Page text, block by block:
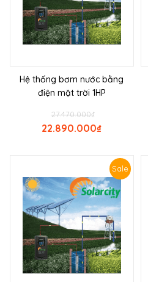
Hệ thống bơm nước bằng
điện mặt trời 1HP
₫
27.470.000
₫
22.890.000
Sale